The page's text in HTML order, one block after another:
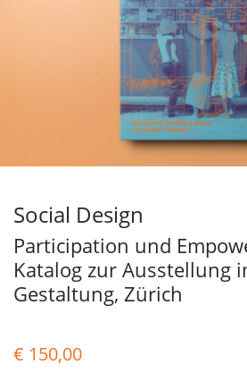
Social Design
Participation und
Katalog zur Ausstellung
Gestaltung, Zürich
€ 150,00